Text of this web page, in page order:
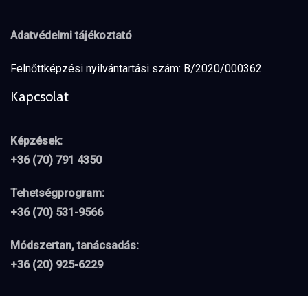
Adatvédelmi tájékoztató
Felnőttképzési nyilvántartási szám: B/2020/000362
Kapcsolat
Képzések:
+36 (70) 791 4350
Tehetségprogram:
+36 (70) 531-9566
Módszertan, tanácsadás:
+36 (20) 925-6229